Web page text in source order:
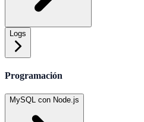
Logs
Programación
MySQL con Node.js